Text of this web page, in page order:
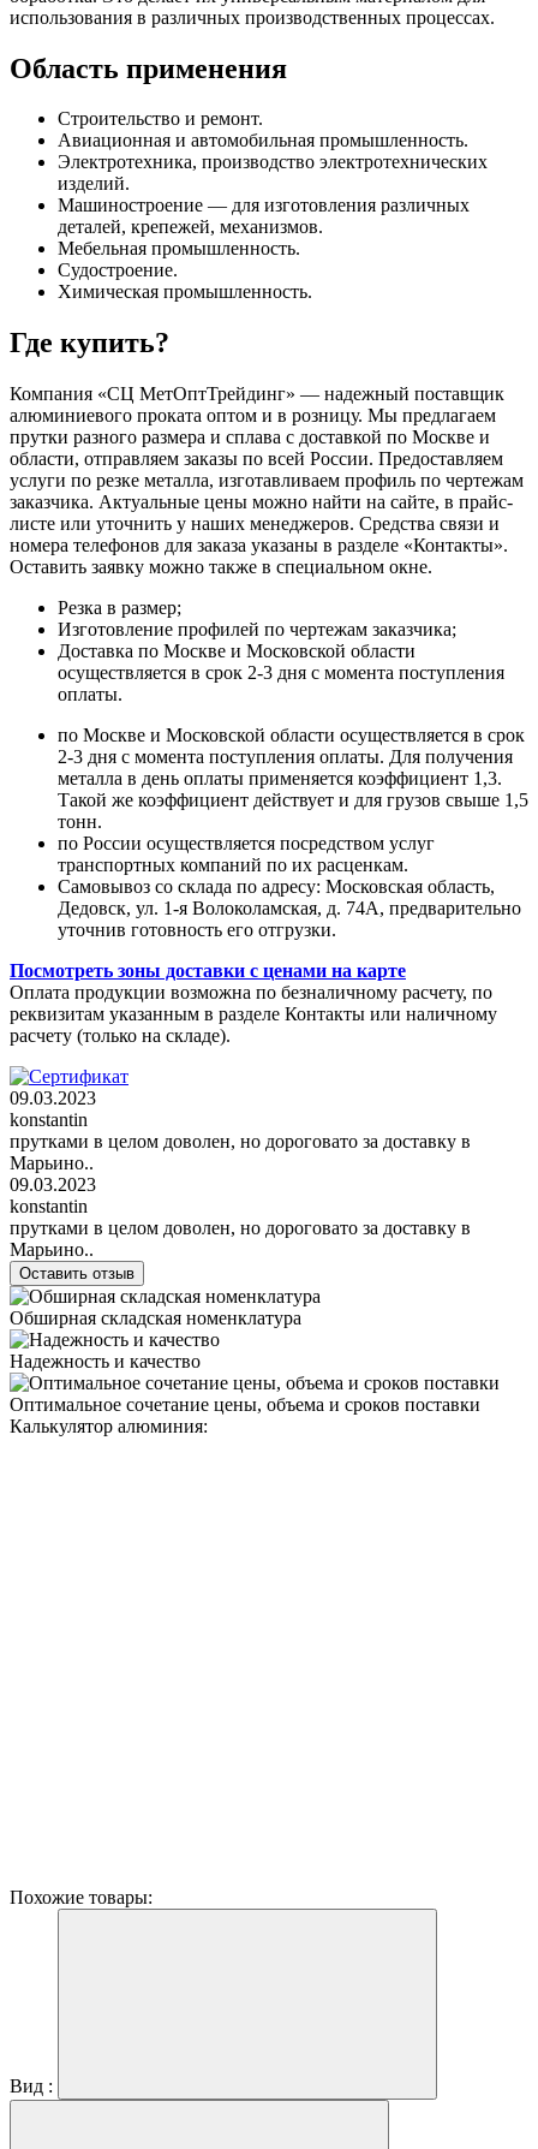
использования в различных производственных процессах.
Область применения
Строительство и ремонт.
Авиационная и автомобильная промышленность.
Электротехника, производство электротехнических
изделий.
Машиностроение — для изготовления различных
деталей, крепежей, механизмов.
Мебельная промышленность.
Судостроение.
Химическая промышленность.
Где купить?
Компания «СЦ МетОптТрейдинг» — надежный поставщик
алюминиевого проката оптом и в розницу. Мы предлагаем
прутки разного размера и сплава с доставкой по Москве и
области, отправляем заказы по всей России. Предоставляем
услуги по резке металла, изготавливаем профиль по чертежам
заказчика. Актуальные цены можно найти на сайте, в прайс-
листе или уточнить у наших менеджеров. Средства связи и
номера телефонов для заказа указаны в разделе «Контакты».
Оставить заявку можно также в специальном окне.
Резка в размер;
Изготовление профилей по чертежам заказчика;
Доставка по Москве и Московской области
осуществляется в срок 2-3 дня с момента поступления
оплаты.
по Москве и Московской области осуществляется в срок
2-3 дня с момента поступления оплаты. Для получения
металла в день оплаты применяется коэффициент 1,3.
Такой же коэффициент действует и для грузов свыше 1,5
тонн.
по России осуществляется посредством услуг
транспортных компаний по их расценкам.
Самовывоз со склада по адресу: Московская область,
Дедовск, ул. 1-я Волоколамская, д. 74А, предварительно
уточнив готовность его отгрузки.
Посмотреть зоны доставки с ценами на карте
Оплата продукции возможна по безналичному расчету, по
реквизитам указанным в разделе Контакты или наличному
расчету (только на складе).
09.03.2023
konstantin
прутками в целом доволен, но дороговато за доставку в
Марьино..
09.03.2023
konstantin
прутками в целом доволен, но дороговато за доставку в
Марьино..
Оставить отзыв
Обширная складская номенклатура
Надежность и качество
Оптимальное сочетание цены, объема и сроков поставки
Калькулятор алюминия:
Похожие товары:
Вид :